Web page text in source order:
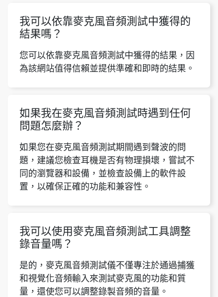
我可以依靠麥克風音頻測試中獲得的
結果嗎？
您可以依靠麥克風音頻測試中獲得的結果，因
為該網站值得信賴並提供準確和即時的結果。
如果我在麥克風音頻測試時遇到任何
問題怎麼辦？
如果您在麥克風音頻測試期間遇到聲波的問
題，建議您檢查耳機是否有物理損壞，嘗試不
同的瀏覽器和設備，並檢查設備上的軟件設
置，以確保正確的功能和兼容性。
我可以使用麥克風音頻測試工具調整
錄音量嗎？
是的，麥克風音頻測試儀不僅專注於通過捕獲
和視覺化音頻輸入來測試麥克風的功能和質
量，還使您可以調整錄製音頻的音量。